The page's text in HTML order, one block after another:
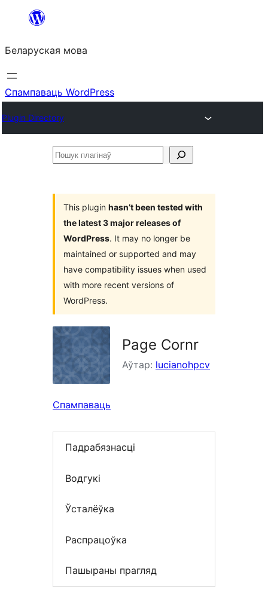
Перайсці
змесціва
Беларуская мова
Спампаваць WordPress
Plugin Directory
Пошук
This plugin hasn’t been tested with
the latest 3 major releases of
WordPress. It may no longer be
maintained or supported and may
have compatibility issues when used
with more recent versions of
WordPress.
Page Cornr
Аўтар: lucianohpcv
Спампаваць
Падрабязнасці
Водгукі
Ўсталёўка
Распрацоўка
Пашыраны прагляд